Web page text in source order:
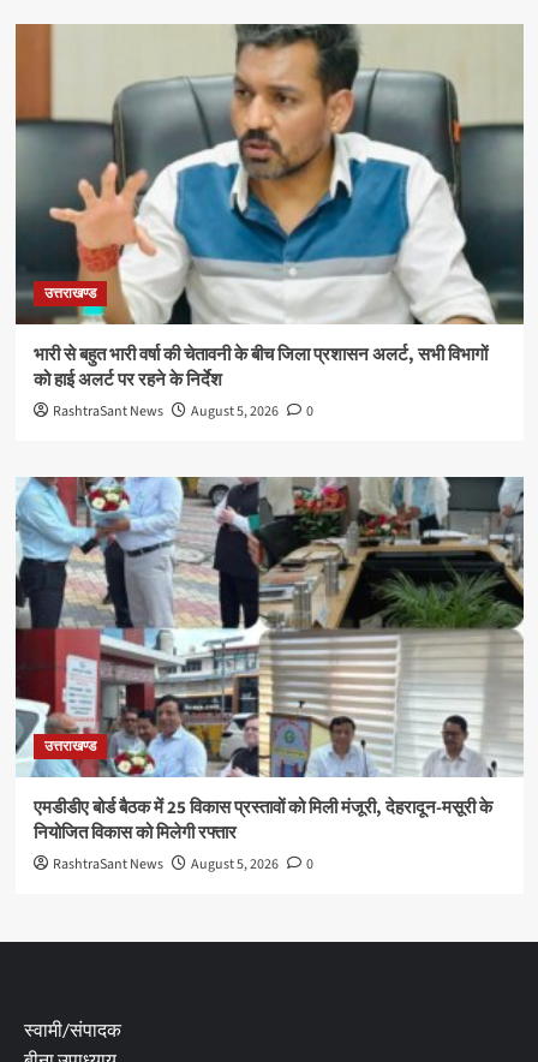
उत्तराखण्ड
भारी से बहुत भारी वर्षा की चेतावनी के बीच जिला प्रशासन अलर्ट, सभी विभागों
को हाई अलर्ट पर रहने के निर्देश
RashtraSant News August 5, 2026 0
उत्तराखण्ड
एमडीडीए बोर्ड बैठक में 25 विकास प्रस्तावों को मिली मंजूरी, देहरादून-मसूरी के
नियोजित विकास को मिलेगी रफ्तार
RashtraSant News August 5, 2026 0
स्वामी/संपादक